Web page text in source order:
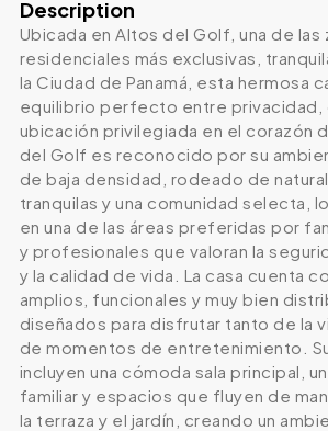
Description
Ubicada en Altos del Golf, una de las
residenciales más exclusivas,
la Ciudad de Panamá, esta hermosa
equilibrio perfecto entre privacidad,
ubicación privilegiada en el corazón
del Golf es reconocido por su
de baja densidad, rodeado de
tranquilas y una comunidad selecta,
en una de las áreas preferidas por
y profesionales que valoran la
y la calidad de vida. La casa cuenta
amplios, funcionales y muy bien
diseñados para disfrutar tanto de la
de momentos de entretenimiento.
incluyen una cómoda sala principal,
familiar y espacios que fluyen de
la terraza y el jardín, creando un